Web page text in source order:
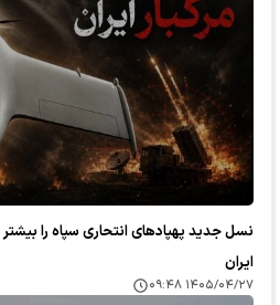
نسل جدید پهپاد‌های انتحاری سپاه را
ایران
۱۴۰۵/۰۴/۲۷ ۰۹:۴۸